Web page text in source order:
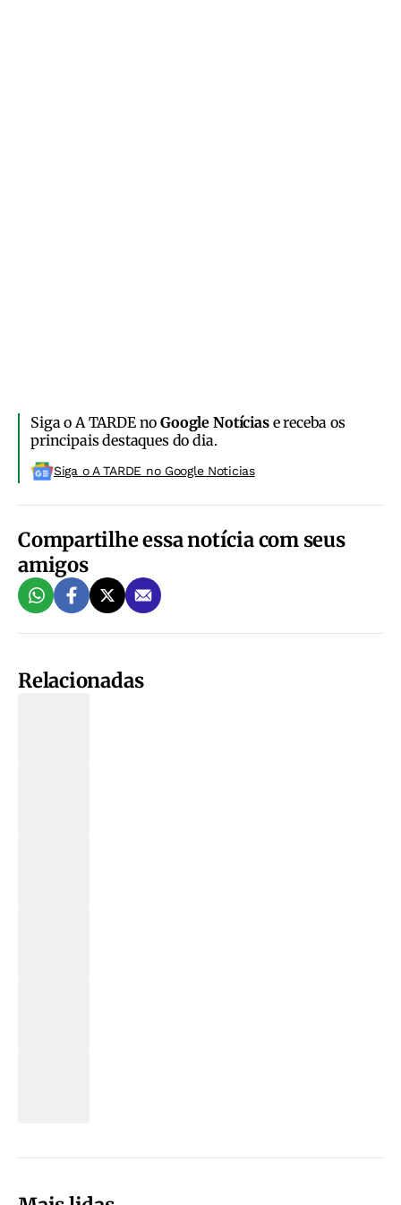
Siga o A TARDE noGoogle Notíciase receba os
principais destaques do dia.
Siga o A TARDE no Google Noticias
Compartilhe essa notícia com seus
amigos
Relacionadas